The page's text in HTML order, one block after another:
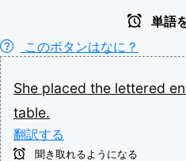
単語
このボタンはなに？
She placed the lettered
table.
翻訳する
聞き取れるようになる